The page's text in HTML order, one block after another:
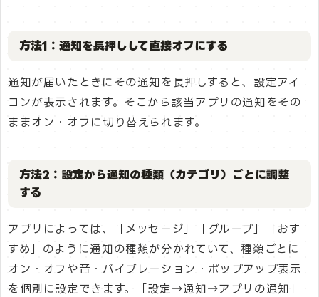
方法1：通知を長押しして直接オフにする
通知が届いたときにその通知を長押しすると、設定アイ
コンが表示されます。そこから該当アプリの通知をその
ままオン・オフに切り替えられます。
方法2：設定から通知の種類（カテゴリ）ごとに調整
する
アプリによっては、「メッセージ」「グループ」「おす
すめ」のように通知の種類が分かれていて、種類ごとに
オン・オフや音・バイブレーション・ポップアップ表示
を個別に設定できます。「設定→通知→アプリの通知」